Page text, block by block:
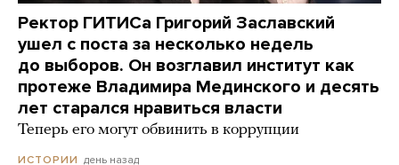
Ректор ГИТИСа Григорий Заславский
ушел с поста за несколько недель
до выборов. Он возглавил институт как
протеже Владимира Мединского и десять
лет старался нравиться власти
Теперь его могут обвинить в коррупции
ИСТОРИИ день назад